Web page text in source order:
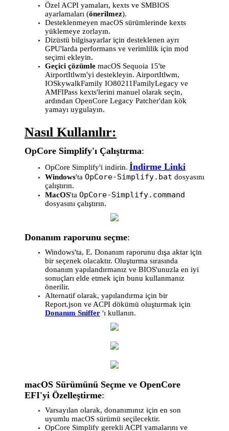
Özel ACPI yamaları, kexts ve SMBIOS
ayarlamaları (önerilmez).
Desteklenmeyen macOS sürümlerinde kexts
yüklemeye zorlayın.
Dizüstü bilgisayarlar için desteklenen ayrı
GPU'larda performans ve verimlilik için mod
seçimi ekleyin.
Geçici çözümle macOS Sequoia 15'te
AirportItlwm'yi destekleyin. AirportItlwm,
IOSkywalkFamily IO80211FamilyLegacy ve
AMFIPass kexts'lerini manuel olarak seçin,
ardından OpenCore Legacy Patcher'dan kök
yamayı uygulayın.
Nasıl Kullanılır:
OpCore Simplify'ı Çalıştırma:
OpCore Simplify'i indirin. İndirme Linki
Windows'ta OpCore-Simplify.bat dosyasını
çalıştırın.
MacOS'ta OpCore-Simplify.command
dosyasını çalıştırın.
Donanım raporunu seçme:
Windows'ta, E. Donanım raporunu dışa aktar için
bir seçenek olacaktır. Oluşturma sırasında
donanım yapılandırmanız ve BIOS'unuzla en iyi
sonuçları elde etmek için bunu kullanmanız
önerilir.
Alternatif olarak, yapılandırma için bir
Report.json ve ACPI dökümü oluşturmak için
Donanım Sniffer 'ı kullanın.
macOS Sürümünü Seçme ve OpenCore
EFI'yi Özelleştirme:
Varsayılan olarak, donanımınız için en son
uyumlu macOS sürümü seçilecektir.
OpCore Simplify gerekli ACPI yamalarını ve